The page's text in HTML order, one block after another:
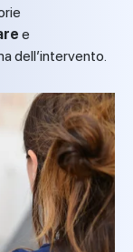
e
dell’intervento.